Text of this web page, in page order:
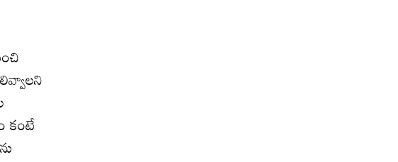
కంటే